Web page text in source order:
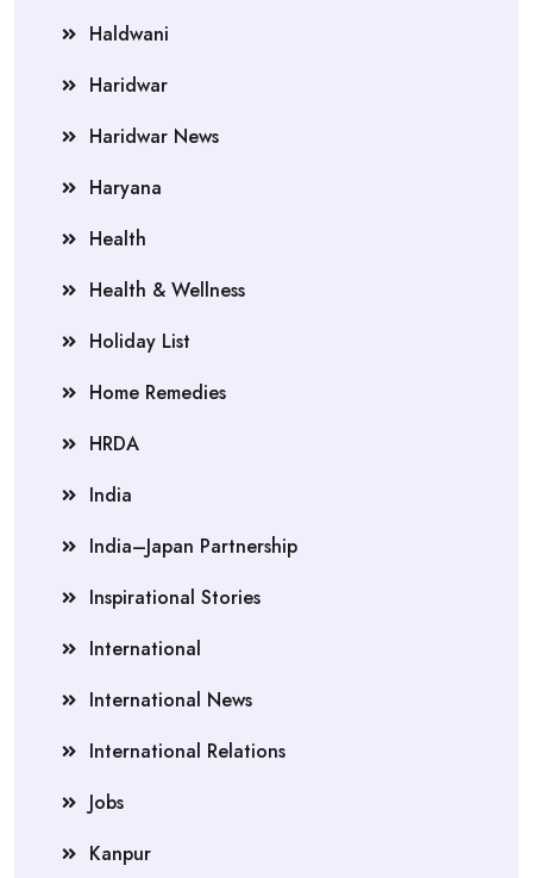
Haldwani
Haridwar
Haridwar News
Haryana
Health
Health & Wellness
Holiday List
Home Remedies
HRDA
India
India–Japan Partnership
Inspirational Stories
International
International News
International Relations
Jobs
Kanpur